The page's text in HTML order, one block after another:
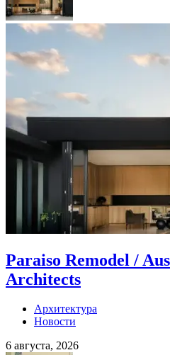
Paraiso Remodel /
Architects
Архитектура
Новости
6 августа, 2026